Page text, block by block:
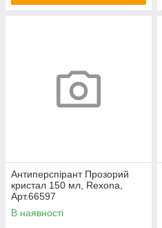
Антиперспірант Прозорий
кристал 150 мл, Rexona,
Арт.66597
В наявності